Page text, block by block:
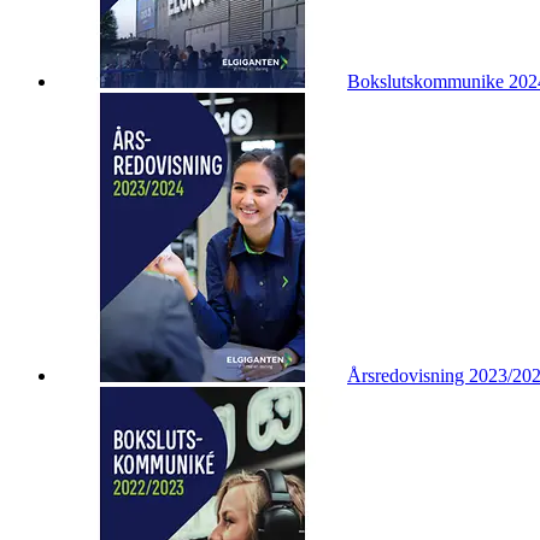
Bokslutskommunike
Årsredovisning 2023/